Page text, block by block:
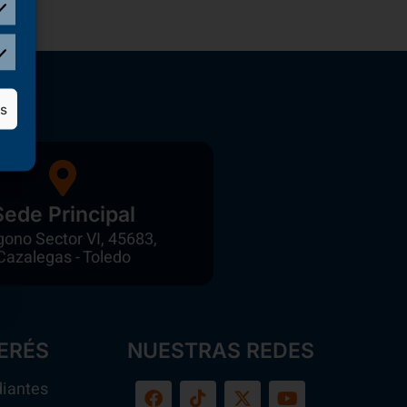
Principal
Sector VI, 45683,
- Toledo
NUESTRAS REDES